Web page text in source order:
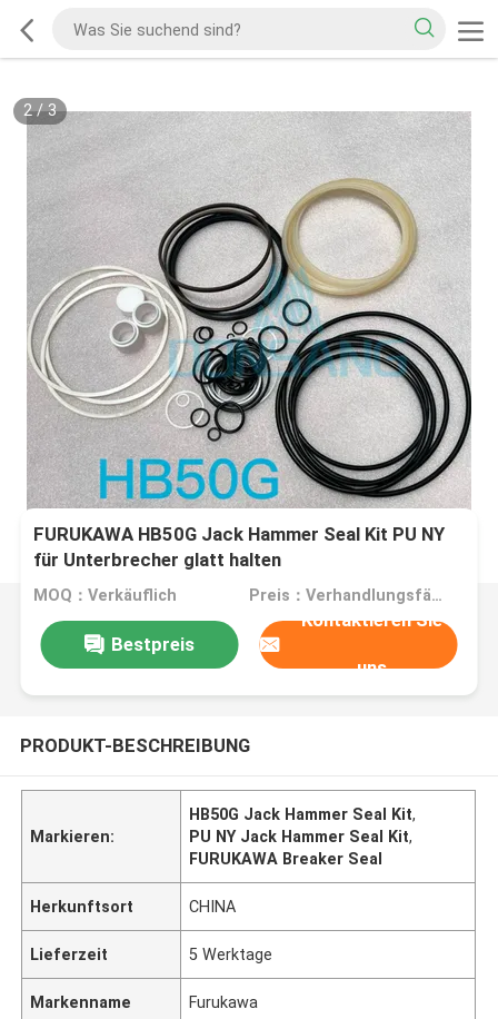
2/3
FURUKAWA HB50G Jack Hammer Seal Kit PU NY
für Unterbrecher glatt halten
MOQ：Verkäuflich Preis：Verhandlungsfähig
Bestpreis
Kontaktieren Sie
uns
PRODUKT-BESCHREIBUNG
Markieren:
HB50G Jack Hammer Seal Kit,
PU NY Jack Hammer Seal Kit,
FURUKAWA Breaker Seal
Herkunftsort CHINA
Lieferzeit 5 Werktage
Markenname Furukawa